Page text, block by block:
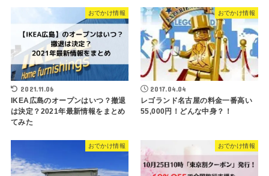
おでかけ情報
2021.11.06
IKEA広島のオープンはいつ？撤退
は決定？2021年最新情報をまとめ
てみた
おでかけ情報
2017.04.04
レゴランド名古屋の料金一番高い
55,000円！どんな中身？！
おでかけ情報 おでかけ情報